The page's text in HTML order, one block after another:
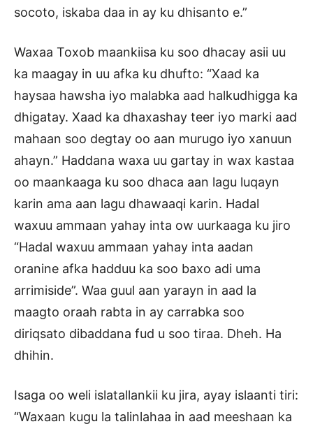
socoto, iskaba daa in ay ku dhisanto e.”
Waxaa Toxob maankiisa ku soo dhacay asii uu
ka maagay in uu afka ku dhufto: “Xaad ka
haysaa hawsha iyo malabka aad halkudhigga ka
dhigatay. Xaad ka dhaxashay teer iyo marki aad
mahaan soo degtay oo aan murugo iyo xanuun
ahayn.” Haddana waxa uu gartay in wax kastaa
oo maankaaga ku soo dhaca aan lagu luqayn
karin ama aan lagu dhawaaqi karin. Hadal
waxuu ammaan yahay inta ow uurkaaga ku jiro
“Hadal waxuu ammaan yahay inta aadan
oranine afka hadduu ka soo baxo adi uma
arrimiside”. Waa guul aan yarayn in aad la
maagto oraah rabta in ay carrabka soo
diriqsato dibaddana fud u soo tiraa. Dheh. Ha
dhihin.
Isaga oo weli islatallankii ku jira, ayay islaanti tiri:
“Waxaan kugu la talinlahaa in aad meeshaan ka